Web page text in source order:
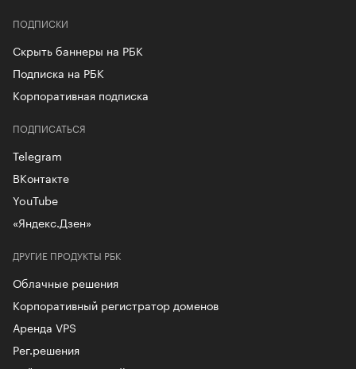
ПОДПИСКИ
Скрыть баннеры на РБК
Подписка на РБК
Корпоративная подписка
ДРУГИЕ ПРОДУКТЫ РБК
Облачные решения
Корпоративный регистратор доменов
Аренда VPS
Рег.решения
ПОДПИСАТЬСЯ
Telegram
ВКонтакте
YouTube
«Яндекс.Дзен»